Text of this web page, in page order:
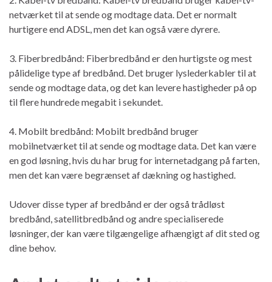
netværket til at sende og modtage data. Det er normalt
hurtigere end ADSL, men det kan også være dyrere.
3. Fiberbredbånd: Fiberbredbånd er den hurtigste og mest
pålidelige type af bredbånd. Det bruger lyslederkabler til at
sende og modtage data, og det kan levere hastigheder på op
til flere hundrede megabit i sekundet.
4. Mobilt bredbånd: Mobilt bredbånd bruger
mobilnetværket til at sende og modtage data. Det kan være
en god løsning, hvis du har brug for internetadgang på farten,
men det kan være begrænset af dækning og hastighed.
Udover disse typer af bredbånd er der også trådløst
bredbånd, satellitbredbånd og andre specialiserede
løsninger, der kan være tilgængelige afhængigt af dit sted og
dine behov.